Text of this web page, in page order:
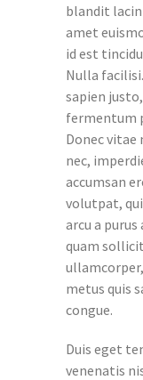
blandit
amet
id est
Nulla
sapien
fermentum
Donec vitae
nec,
accumsan
volutpat,
arcu a
quam
metus quis
congue.
Duis eget
venenatis